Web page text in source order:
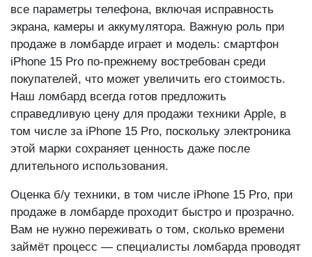
все параметры телефона, включая исправность
экрана, камеры и аккумулятора. Важную роль при
продаже в ломбарде играет и модель: смартфон
iPhone 15 Pro по-прежнему востребован среди
покупателей, что может увеличить его стоимость.
Наш ломбард всегда готов предложить
справедливую цену для продажи техники Apple, в
том числе за iPhone 15 Pro, поскольку электроника
этой марки сохраняет ценность даже после
длительного использования.
Оценка б/у техники, в том числе iPhone 15 Pro, при
продаже в ломбарде проходит быстро и прозрачно.
Вам не нужно переживать о том, сколько времени
займёт процесс — специалисты ломбарда проводят